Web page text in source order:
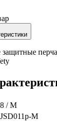
8 / M
JSD011p-M